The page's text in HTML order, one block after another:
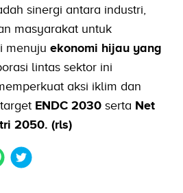
sinergi antara industri,
masyarakat untuk
menuju ekonomi hijau yang
lintas sektor ini
aksi iklim dan
ENDC 2030 serta Net
2050. (rls)